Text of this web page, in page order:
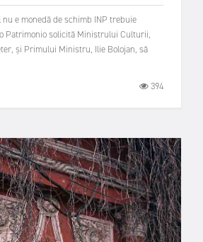
e monedă de schimb INP trebuie
Patrimonio solicită Ministrului Culturii,
și Primului Ministru, Ilie Bolojan, să
394